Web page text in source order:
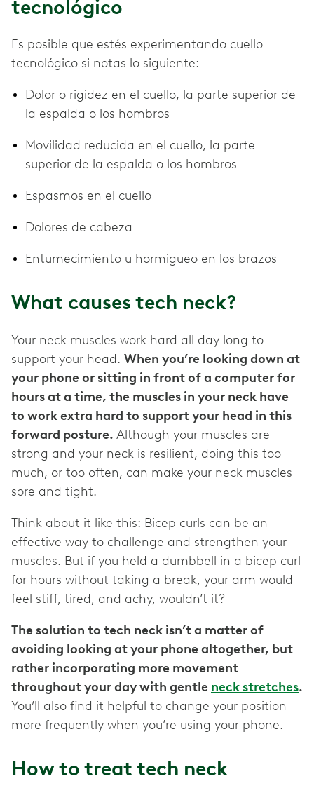
tecnológico
Es posible que estés experimentando cuello
tecnológico si notas lo siguiente:
Dolor o rigidez en el cuello, la parte superior de
la espalda o los hombros
Movilidad reducida en el cuello, la parte
superior de la espalda o los hombros
Espasmos en el cuello
Dolores de cabeza
Entumecimiento u hormigueo en los brazos
What causes tech neck?
Your neck muscles work hard all day long to
support your head. When you’re looking down at
your phone or sitting in front of a computer for
hours at a time, the muscles in your neck have
to work extra hard to support your head in this
forward posture. Although your muscles are
strong and your neck is resilient, doing this too
much, or too often, can make your neck muscles
sore and tight.
Think about it like this: Bicep curls can be an
effective way to challenge and strengthen your
muscles. But if you held a dumbbell in a bicep curl
for hours without taking a break, your arm would
feel stiff, tired, and achy, wouldn’t it?
The solution to tech neck isn’t a matter of
avoiding looking at your phone altogether, but
rather incorporating more movement
throughout your day with gentle neck stretches.
You’ll also find it helpful to change your position
more frequently when you’re using your phone.
How to treat tech neck